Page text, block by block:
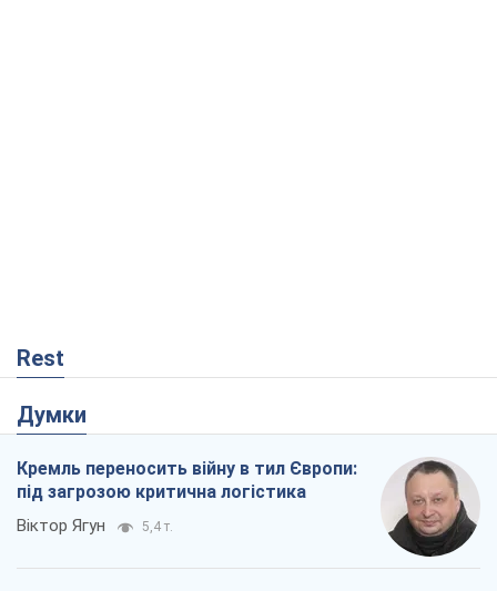
Rest
Думки
Кремль переносить війну в тил Європи:
під загрозою критична логістика
Віктор Ягун 5,4 т.